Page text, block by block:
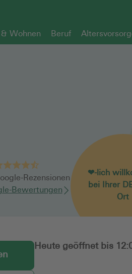
& Wohnen Beruf
Rezensionen
Bewertungen
❤-lich
bei Ihrer
Ort
Heute geöffnet bis